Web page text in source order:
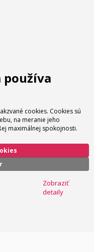
používa
cookies. Cookies sú
na meranie jeho
maximálnej spokojnosti.
Zobraziť
detaily